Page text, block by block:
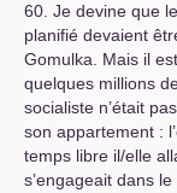
60. Je devine que
planifié devaient
Gomulka. Mais il
quelques millions
socialiste n’était
son appartement :
temps libre il/elle
s’engageait dans